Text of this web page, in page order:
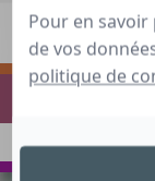
Pour en
de vos
politique de